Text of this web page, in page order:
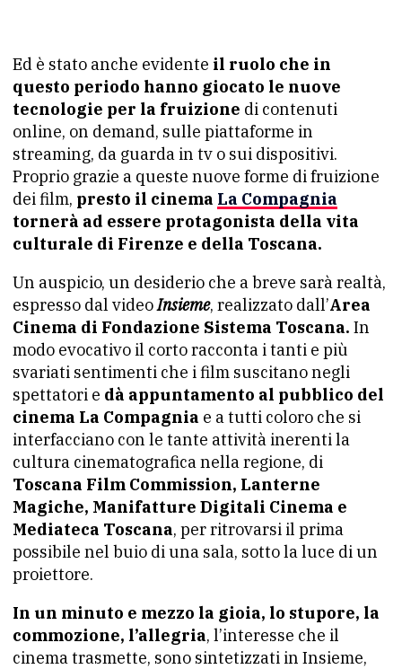
Ed è stato anche evidente il ruolo che in
questo periodo hanno giocato le nuove
tecnologie per la fruizione di contenuti
online, on demand, sulle piattaforme in
streaming, da guarda in tv o sui dispositivi.
Proprio grazie a queste nuove forme di fruizione
dei film, presto il cinema La Compagnia
tornerà ad essere protagonista della vita
culturale di Firenze e della Toscana.
Un auspicio, un desiderio che a breve sarà realtà,
espresso dal videoInsieme, realizzato dall’Area
Cinema di Fondazione Sistema Toscana. In
modo evocativo il corto racconta i tanti e più
svariati sentimenti che i film suscitano negli
spettatori e dà appuntamento al pubblico del
cinema La Compagnia e a tutti coloro che si
interfacciano con le tante attività inerenti la
cultura cinematografica nella regione, di
Toscana Film Commission, Lanterne
Magiche, Manifatture Digitali Cinema e
Mediateca Toscana, per ritrovarsi il prima
possibile nel buio di una sala, sotto la luce di un
proiettore.
In un minuto e mezzo la gioia, lo stupore, la
commozione, l’allegria, l’interesse che il
cinema trasmette, sono sintetizzati in Insieme,